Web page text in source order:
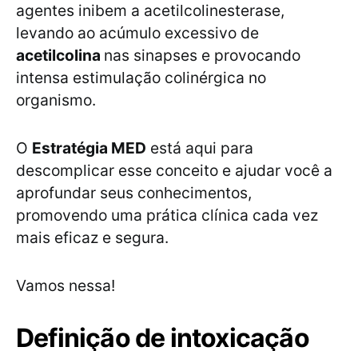
agentes inibem a acetilcolinesterase,
levando ao acúmulo excessivo de
acetilcolina nas sinapses e provocando
intensa estimulação colinérgica no
organismo.
O Estratégia MED está aqui para
descomplicar esse conceito e ajudar você a
aprofundar seus conhecimentos,
promovendo uma prática clínica cada vez
mais eficaz e segura.
Vamos nessa!
Definição de intoxicação